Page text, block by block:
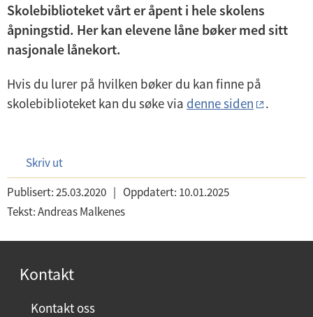
Skolebiblioteket vårt er åpent i hele skolens
åpningstid. Her kan elevene låne bøker med sitt
nasjonale lånekort.
Hvis du lurer på hvilken bøker du kan finne på
skolebiblioteket kan du søke via denne siden .
Skriv ut
Publisert:25.03.2020 | Oppdatert: 10.01.2025
Tekst:Andreas Malkenes
Kontakt
Kontakt oss